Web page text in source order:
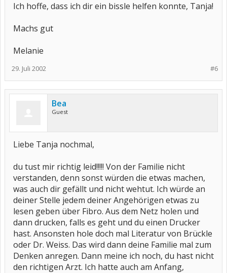
Ich hoffe, dass ich dir ein bissle helfen konnte, Tanja!
Machs gut
Melanie
#6
29. Juli 2002
Bea
Guest
Liebe Tanja nochmal,
du tust mir richtig leid!!!!! Von der Familie nicht
verstanden, denn sonst würden die etwas machen,
was auch dir gefällt und nicht wehtut. Ich würde an
deiner Stelle jedem deiner Angehörigen etwas zu
lesen geben über Fibro. Aus dem Netz holen und
dann drucken, falls es geht und du einen Drucker
hast. Ansonsten hole doch mal Literatur von Brückle
oder Dr. Weiss. Das wird dann deine Familie mal zum
Denken anregen. Dann meine ich noch, du hast nicht
den richtigen Arzt. Ich hatte auch am Anfang,